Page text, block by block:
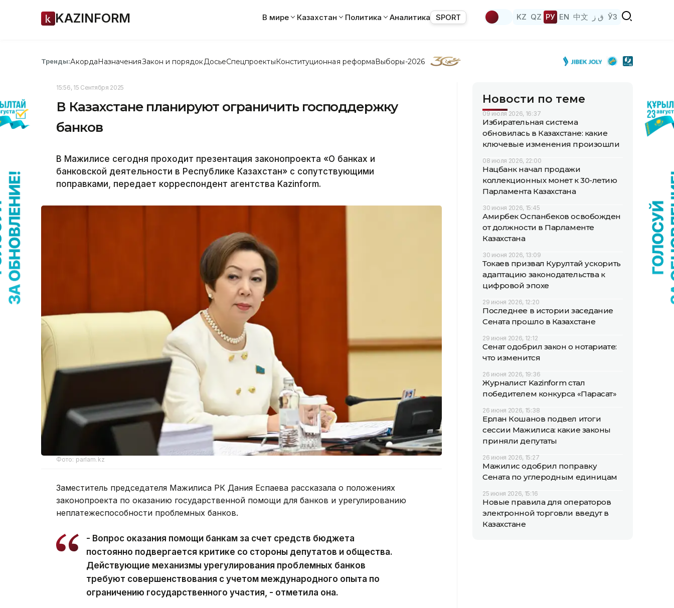
KAZINFORM В мире Казахстан Политика Аналитика SPORT KZ QZ РУ EN 中文 ق ز ЎЗ
Тренды:АкордаНазначенияЗакон и порядок ДосьеСпецпроектыКонституционная реформаВыборы-2026
15:56, 15 Сентября 2025
В Казахстане планируют ограничить господдержку
банков
В Мажилисе сегодня проходит презентация законопроекта «О банках и
банковской деятельности в Республике Казахстан» с сопутствующими
поправками, передает корреспондент агентства Kazinform.
Фото: parlam.kz
Заместитель председателя Мажилиса РК Дания Еспаева рассказала о положениях
законопроекта по оказанию государственной помощи для банков и урегулированию
неплатежеспособности проблемных банков.
- Вопрос оказания помощи банкам за счет средств бюджета
постоянно подвергается критике со стороны депутатов и общества.
Действующие механизмы урегулирования проблемных банков
требуют совершенствования с учетом международного опыта по
ограничению государственного участия, - отметила она.
Новости по теме
09 июля 2026, 16:37
Избирательная система
обновилась в Казахстане: какие
ключевые изменения произошли
08 июля 2026, 22:00
Нацбанк начал продажи
коллекционных монет к 30-летию
Парламента Казахстана
30 июня 2026, 15:45
Амирбек Оспанбеков освобожден
от должности в Парламенте
Казахстана
30 июня 2026, 13:09
Токаев призвал Курултай ускорить
адаптацию законодательства к
цифровой эпохе
29 июня 2026, 12:20
Последнее в истории заседание
Сената прошло в Казахстане
29 июня 2026, 12:12
Сенат одобрил закон о нотариате:
что изменится
26 июня 2026, 19:36
Журналист Kazinform стал
победителем конкурса «Парасат»
26 июня 2026, 15:38
Ерлан Кошанов подвел итоги
сессии Мажилиса: какие законы
приняли депутаты
26 июня 2026, 15:27
Мажилис одобрил поправку
Сената по углеродным единицам
25 июня 2026, 15:16
Новые правила для операторов
электронной торговли введут в
Казахстане